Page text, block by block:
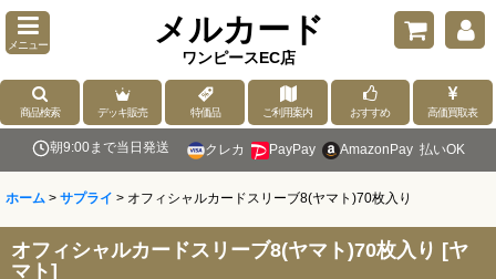
メニュー メルカード
ワンピースEC店
商品検索 デッキ販売 特価品 ご利用案内 おすすめ 高価買取表
朝9:00まで当日発送 クレカ PayPay AmazonPay 払いOK
ホーム > サプライ > オフィシャルカードスリーブ8(ヤマト)70枚入り
オフィシャルカードスリーブ8(ヤマト)70枚入り [ヤ
マト]